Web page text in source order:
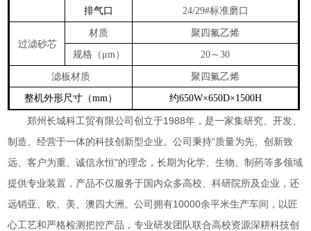
排气口
24/29#标准磨口
过滤砂芯
材质
聚四氟乙烯
规格（ μm） 20 ～30
滤板材质
聚四氟乙烯
整机外形尺寸（mm） 约650W×650D×1500H
郑州长城科工贸有限公司创立于1988年，是一家集研究、开发、
制造、经营于一体的科技创新型企业。公司秉持“质量为先、创新致
远、客户为重、诚信永恒"的理念，长期为化学、生物、制药等多领域
提供专业装置，产品不仅服务于国内众多高校、科研院所及企业，还
远销亚、欧、美、澳四大洲。公司拥有10000余平米生产车间，以匠
心工艺和严格检测把控产品，专业研发团队联合高校资源深耕科技创